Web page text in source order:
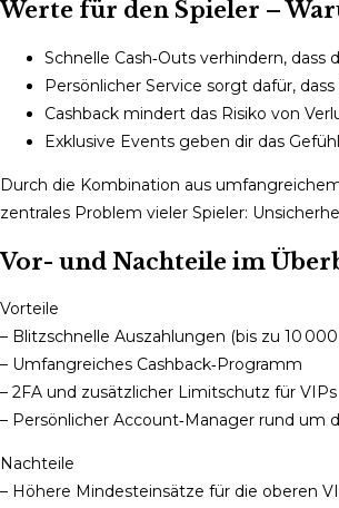
Werte für den Spieler –
Schnelle Cash‑Outs verhindern,
Persönlicher Service sorgt dafür,
Cashback mindert das Risiko von
Exklusive Events geben dir das
Durch die Kombination aus
zentrales Problem vieler Spieler:
Vor- und Nachteile im
Vorteile
– Blitzschnelle Auszahlungen (bis zu 10 000
– Umfangreiches Cashback‑Programm
– 2FA und zusätzlicher Limitschutz für VIPs
– Persönlicher Account‑Manager rund um
Nachteile
– Höhere Mindesteinsätze für die oberen